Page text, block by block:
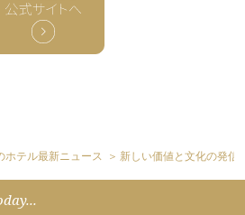
ホテル最新ニュース 新しい価値と文化の発信